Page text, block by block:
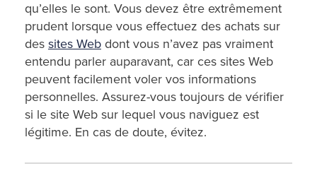
qu’elles le sont. Vous devez être extrêmement
prudent lorsque vous effectuez des achats sur
des sites Web dont vous n’avez pas vraiment
entendu parler auparavant, car ces sites Web
peuvent facilement voler vos informations
personnelles. Assurez-vous toujours de vérifier
si le site Web sur lequel vous naviguez est
légitime. En cas de doute, évitez.